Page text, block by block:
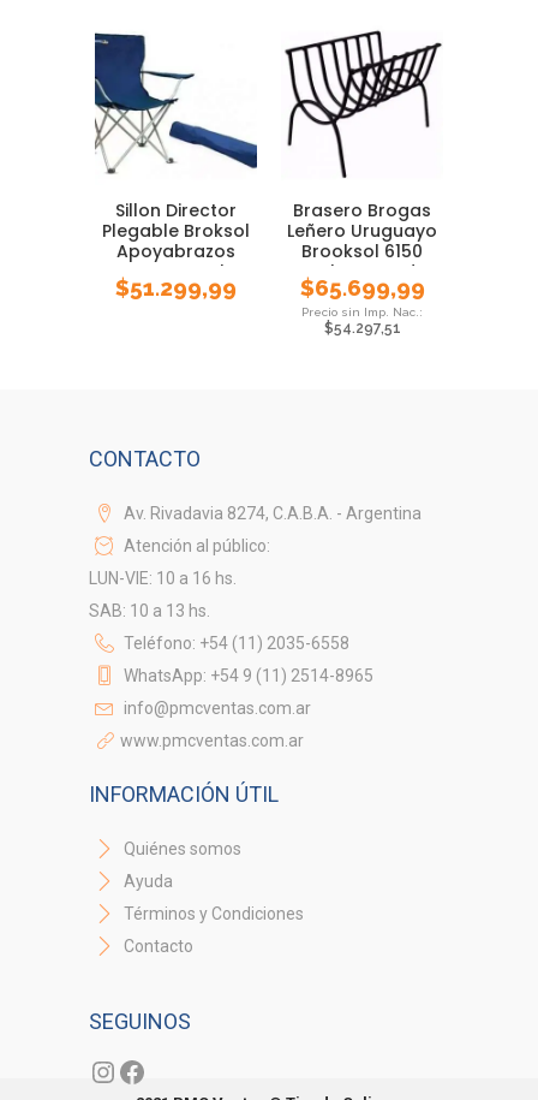
Sillon Director
Plegable Broksol
Apoyabrazos
Posavaso Bolso
$51.299,99
Brasero Brogas
Leñero Uruguayo
Brooksol 6150
Carbon Asado
$65.699,99
$54.297,51
CONTACTO
Av. Rivadavia 8274, C.A.B.A. - Argentina
Atención al público:
LUN-VIE: 10 a 16 hs.
SAB: 10 a 13 hs.
Teléfono: +54 (11) 2035-6558
WhatsApp: +54 9 (11) 2514-8965
info@pmcventas.com.ar
www.pmcventas.com.ar
INFORMACIÓN ÚTIL
Quiénes somos
Ayuda
Términos y Condiciones
Contacto
SEGUINOS
Instagram
Facebook